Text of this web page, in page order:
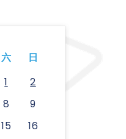
六
日
1
2
8
9
15
16